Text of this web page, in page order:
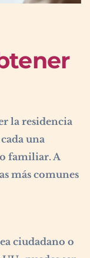
la residencia
una
familiar. A
más comunes
ciudadano o